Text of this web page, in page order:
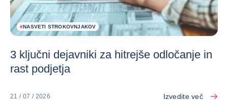
#NASVETI STROKOVNJAKOV
3 ključni dejavniki za hitrejše odločanje in
rast podjetja
21 / 07 / 2026 Izvedite več